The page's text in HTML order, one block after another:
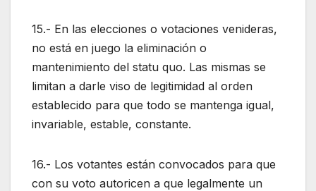
15.- En las elecciones o votaciones venideras,
no está en juego la eliminación o
mantenimiento del statu quo. Las mismas se
limitan a darle viso de legitimidad al orden
establecido para que todo se mantenga igual,
invariable, estable, constante.
16.- Los votantes están convocados para que
con su voto autoricen a que legalmente un